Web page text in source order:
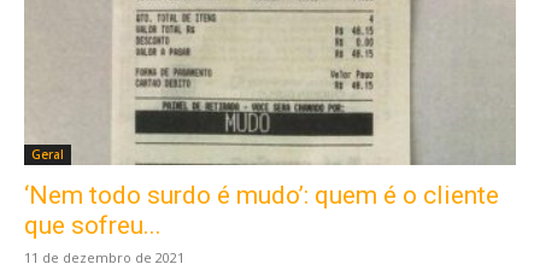
Geral
‘Nem todo surdo é mudo’: quem é o cliente
que sofreu...
11 de dezembro de 2021